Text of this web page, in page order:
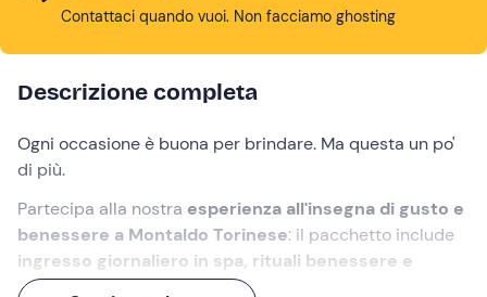
Contattaci quando vuoi. Non facciamo ghosting
Descrizione completa
Ogni occasione è buona per brindare. Ma questa un po'
di più.
Partecipa alla nostra esperienza all'insegna di gusto e
benessere a Montaldo Torinese: il pacchetto include
ingresso giornaliero in spa, rituali benessere e
degustazione vini. Il tutto nella